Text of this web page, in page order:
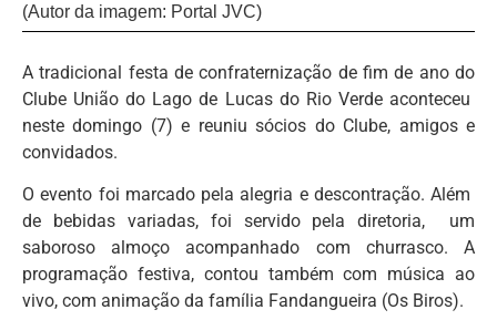
(Autor da imagem: Portal JVC)
A tradicional festa de confraternização de fim de ano do
Clube União do Lago de Lucas do Rio Verde aconteceu
neste domingo (7) e reuniu sócios do Clube, amigos e
convidados.
O evento foi marcado pela alegria e descontração. Além
de bebidas variadas, foi servido pela diretoria, um
saboroso almoço acompanhado com churrasco. A
programação festiva, contou também com música ao
vivo, com animação da família Fandangueira (Os Biros).